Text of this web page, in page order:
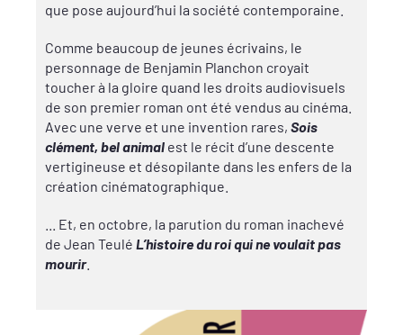
que pose aujourd’hui la société contemporaine.
Comme beaucoup de jeunes écrivains, le
personnage de Benjamin Planchon croyait
toucher à la gloire quand les droits audiovisuels
de son premier roman ont été vendus au cinéma.
Avec une verve et une invention rares, Sois
clément, bel animalest le récit d’une descente
vertigineuse et désopilante dans les enfers de la
création cinématographique.
... Et, en octobre, la parution du roman inachevé
de Jean Teulé L’histoire du roi qui ne voulait pas
mourir.